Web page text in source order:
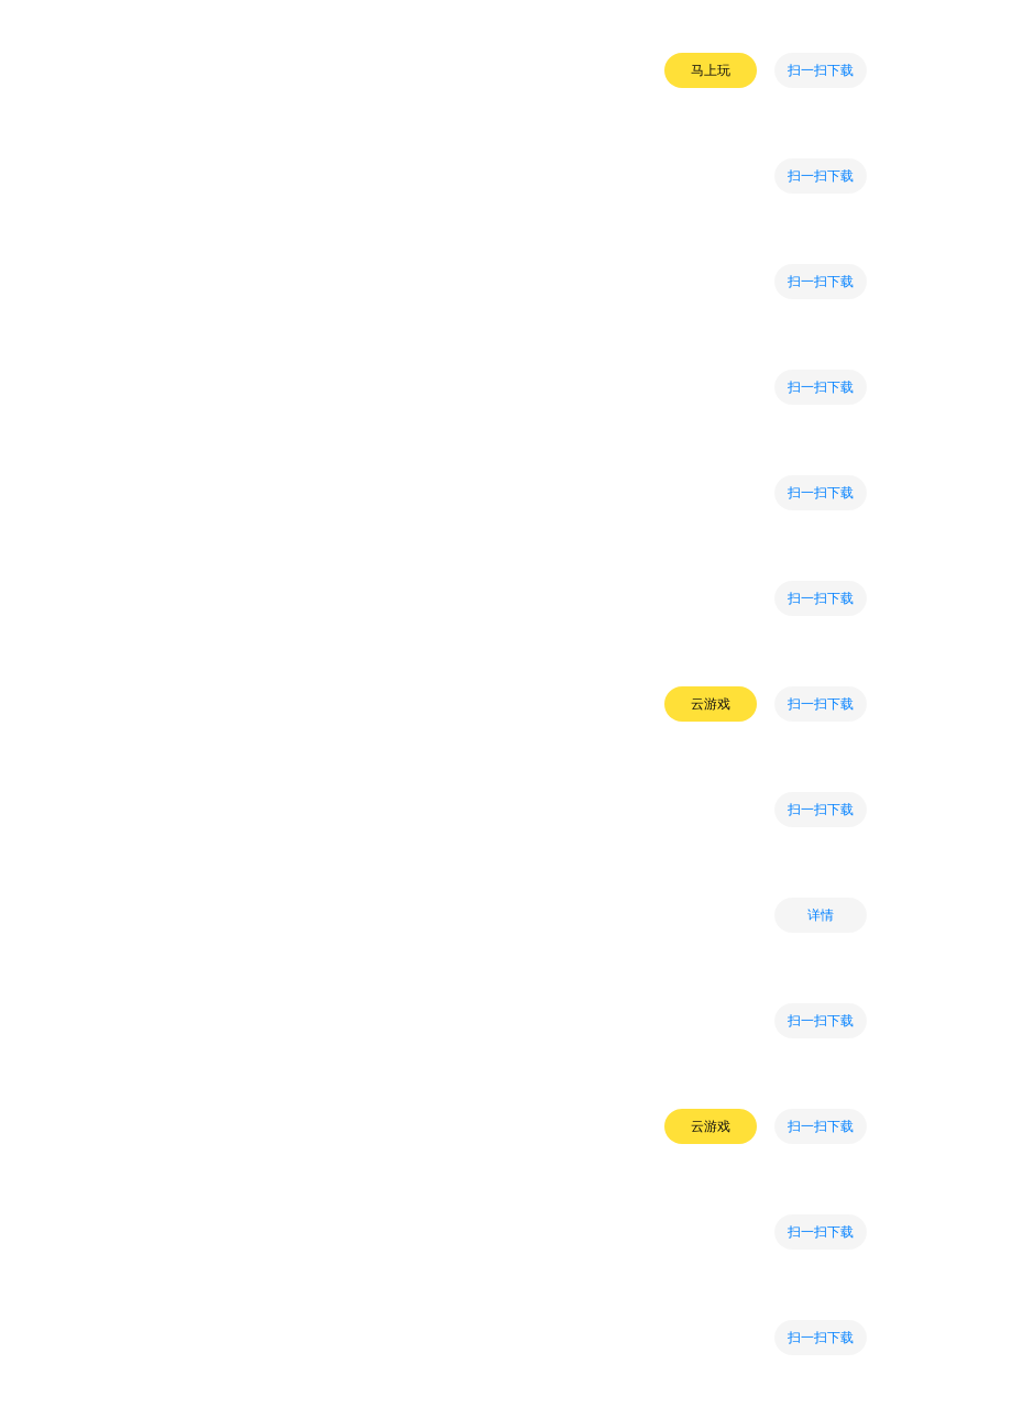
马上玩 扫一扫下载
扫一扫下载
扫一扫下载
扫一扫下载
扫一扫下载
扫一扫下载
云游戏 扫一扫下载
扫一扫下载
详情
扫一扫下载
云游戏 扫一扫下载
扫一扫下载
扫一扫下载